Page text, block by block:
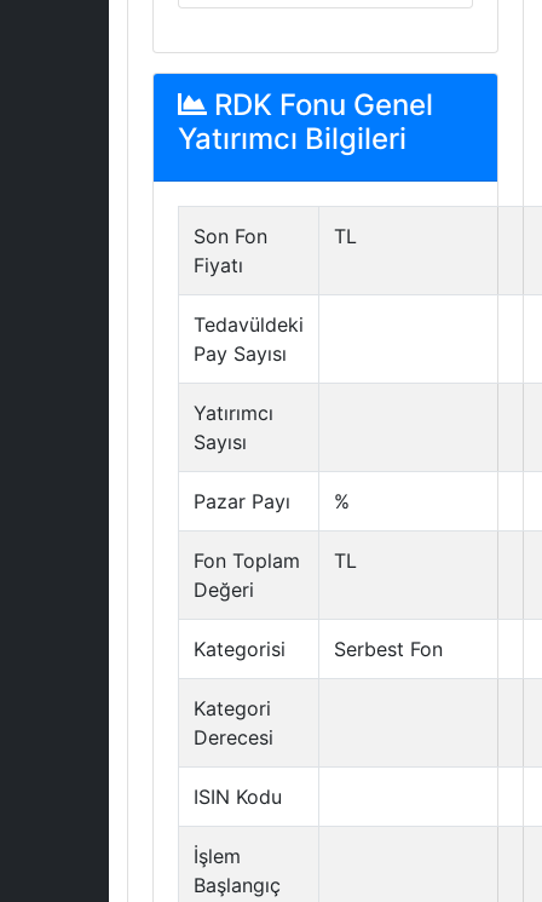
RDK Fonu Genel
Yatırımcı Bilgileri
Son Fon
Fiyatı
TL
Tedavüldeki
Pay Sayısı
Yatırımcı
Sayısı
Pazar Payı %
Fon Toplam
Değeri
TL
Kategorisi Serbest Fon
Kategori
Derecesi
ISIN Kodu
İşlem
Başlangıç